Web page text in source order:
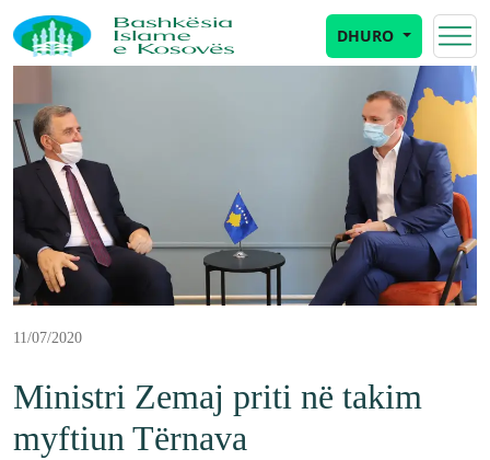
DHURO
11/07/2020
Ministri Zemaj priti në takim
myftiun Tërnava